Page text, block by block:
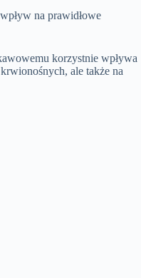
na prawidłowe
korzystnie wpływa
ale także na